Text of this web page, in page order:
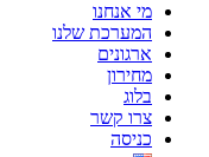
מי אנחנו
המערכת שלנו
ארגונים
מחירון
בלוג
צרו קשר
כניסה